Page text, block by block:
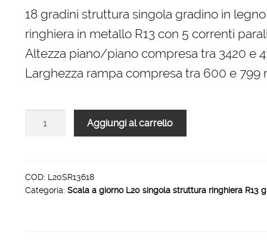
originale
era:
5.328,00 €.
attuale
è:
3.596,00 €.
18 gradini struttura singola gradino in legno
ringhiera in metallo R13 con 5 correnti
Altezza piano/piano compresa tra 3420 e
Larghezza rampa compresa tra 600 e 799
struttura
ringhiera
Aggiungi al carrello
COD: L20SR13618
Categoria: Scala a giorno L20 singola struttura ringhiera R13